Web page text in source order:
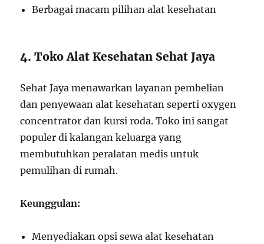
Berbagai macam pilihan alat kesehatan
4. Toko Alat Kesehatan Sehat Jaya
Sehat Jaya menawarkan layanan pembelian
dan penyewaan alat kesehatan seperti oxygen
concentrator dan kursi roda. Toko ini sangat
populer di kalangan keluarga yang
membutuhkan peralatan medis untuk
pemulihan di rumah.
Keunggulan:
Menyediakan opsi sewa alat kesehatan